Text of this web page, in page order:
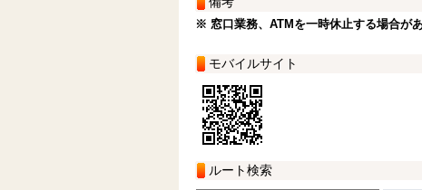
※ 窓口業務、ATMを一時休止する場合があ
モバイルサイト
ルート検索